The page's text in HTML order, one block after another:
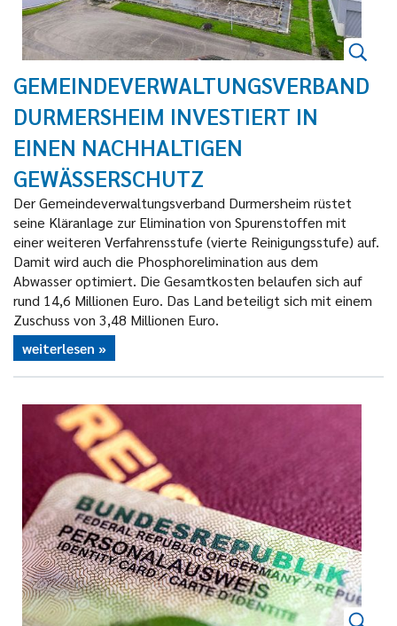
GEMEINDEVERWALTUNGSVERBAND
DURMERSHEIM INVESTIERT IN
EINEN NACHHALTIGEN
GEWÄSSERSCHUTZ
Der Gemeindeverwaltungsverband Durmersheim rüstet
seine Kläranlage zur Elimination von Spurenstoffen mit
einer weiteren Verfahrensstufe (vierte Reinigungsstufe) auf.
Damit wird auch die Phosphorelimination aus dem
Abwasser optimiert. Die Gesamtkosten belaufen sich auf
rund 14,6 Millionen Euro. Das Land beteiligt sich mit einem
Zuschuss von 3,48 Millionen Euro.
weiterlesen